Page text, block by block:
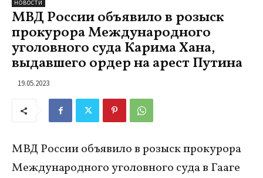
НОВОСТИ
МВД России объявило в розыск
прокурора Международного
уголовного суда Карима Хана,
выдавшего ордер на арест Путина
19.05.2023
МВД России объявило в розыск прокурора
Международного уголовного суда в Гааге